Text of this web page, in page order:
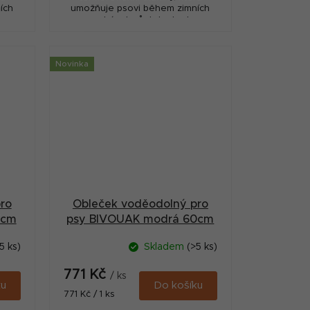
umožňuje psovi během zimních
procházek zůstat v teple.
ks)
Novinka
Obleček voděodolný pro
psy BIVOUAK modrá 60cm
Skladem (>5 ks)
771 Kč / ks
Měrná
771 Kč / 1 ks
Do košíku